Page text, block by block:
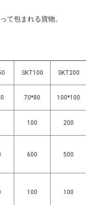
て包まれる貨物。
SKT100 SKT200
70*80 100*100
100 200
600 500
100 100